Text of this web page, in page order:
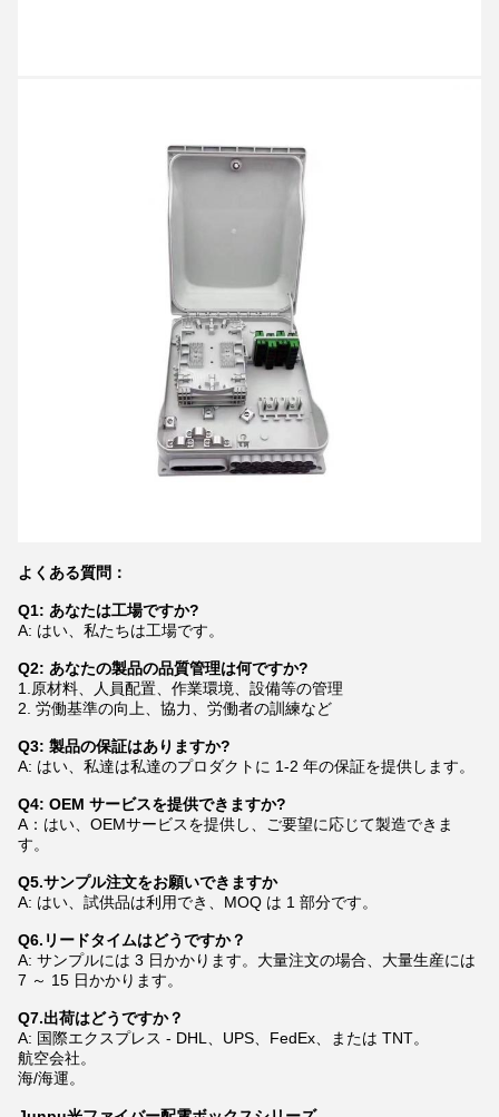
よくある質問：
Q1: あなたは工場ですか?
A: はい、私たちは工場です。
Q2: あなたの製品の品質管理は何ですか?
1.原材料、人員配置、作業環境、設備等の管理
2. 労働基準の向上、協力、労働者の訓練など
Q3: 製品の保証はありますか?
A: はい、私達は私達のプロダクトに 1-2 年の保証を提供します。
Q4: OEM サービスを提供できますか?
A：はい、OEMサービスを提供し、ご要望に応じて製造できま
す。
Q5.サンプル注文をお願いできますか
A: はい、試供品は利用でき、MOQ は 1 部分です。
Q6.リードタイムはどうですか？
A: サンプルには 3 日かかります。大量注文の場合、大量生産には
7 ～ 15 日かかります。
Q7.出荷はどうですか？
A: 国際エクスプレス - DHL、UPS、FedEx、または TNT。
航空会社。
海/海運。